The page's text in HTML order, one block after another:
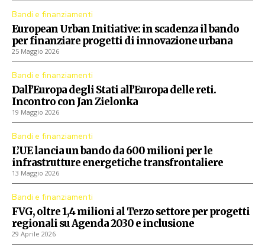
Bandi e finanziamenti
European Urban Initiative: in scadenza il bando
per finanziare progetti di innovazione urbana
25 Maggio 2026
Bandi e finanziamenti
Dall’Europa degli Stati all’Europa delle reti.
Incontro con Jan Zielonka
19 Maggio 2026
Bandi e finanziamenti
L’UE lancia un bando da 600 milioni per le
infrastrutture energetiche transfrontaliere
13 Maggio 2026
Bandi e finanziamenti
FVG, oltre 1,4 milioni al Terzo settore per progetti
regionali su Agenda 2030 e inclusione
29 Aprile 2026